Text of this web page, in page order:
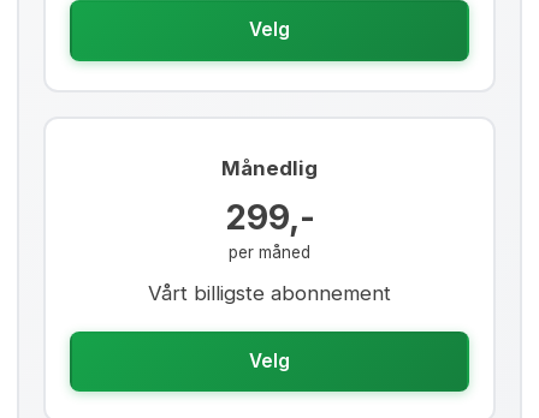
Velg
Månedlig
299,-
per måned
Vårt billigste abonnement
Velg